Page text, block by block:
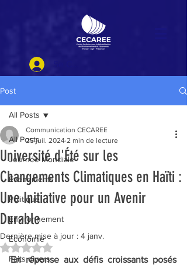
Post
All Posts
Journée Mondiale
Evénements
Politique
Environnement
Economie
Faits divers
All Posts
Université d'Été sur les
Changements Climatiques en Haïti :
Une Initiative pour un Avenir
Durable
Communication CECAREE
25 juil. 2024 2 min de lecture
Dernière mise à jour : 4 janv.
Noté NaN étoiles sur 5.
En réponse aux défis croissants posés